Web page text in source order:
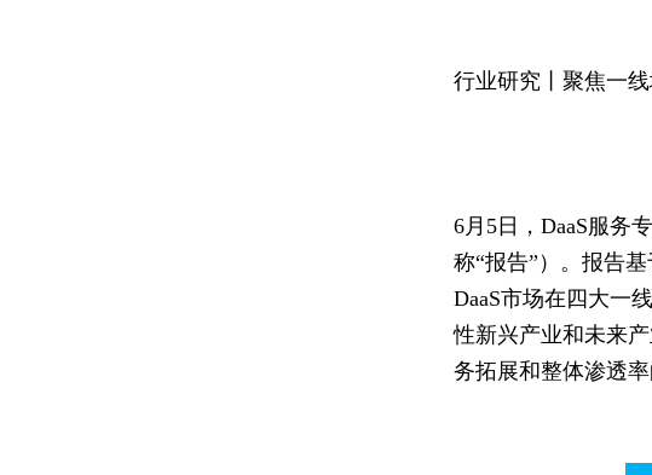
行业研究丨聚焦一
6月5日，DaaS服务
称“报告”）。报告
DaaS市场在四大一
性新兴产业和未来
务拓展和整体渗透